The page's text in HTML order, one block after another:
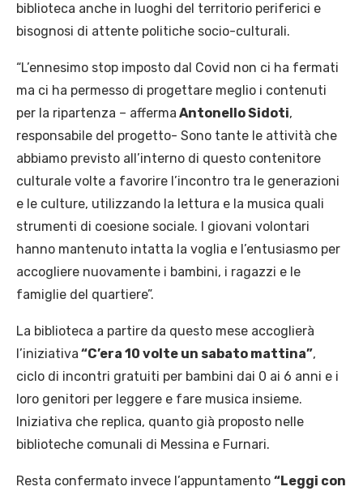
biblioteca anche in luoghi del territorio periferici e
bisognosi di attente politiche socio-culturali.
“L’ennesimo stop imposto dal Covid non ci ha fermati
ma ci ha permesso di progettare meglio i contenuti
per la ripartenza – afferma Antonello Sidoti,
responsabile del progetto- Sono tante le attività che
abbiamo previsto all’interno di questo contenitore
culturale volte a favorire l’incontro tra le generazioni
e le culture, utilizzando la lettura e la musica quali
strumenti di coesione sociale. I giovani volontari
hanno mantenuto intatta la voglia e l’entusiasmo per
accogliere nuovamente i bambini, i ragazzi e le
famiglie del quartiere”.
La biblioteca a partire da questo mese accoglierà
l’iniziativa “C’era 10 volte un sabato mattina”,
ciclo di incontri gratuiti per bambini dai 0 ai 6 anni e i
loro genitori per leggere e fare musica insieme.
Iniziativa che replica, quanto già proposto nelle
biblioteche comunali di Messina e Furnari.
Resta confermato invece l’appuntamento “Leggi con